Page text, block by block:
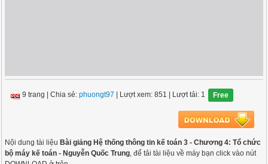
9 trang |Chia sẻ:phuongt97 | Lượt xem: 851 | Lượt tải: 1 Free
Nội dung tài liệu Bài giảng Hệ thống thông tin kế toán 3 - Chương 4: Tổ chức
bộ máy kế toán - Nguyễn Quốc Trung, để tải tài liệu về máy bạn click vào nút